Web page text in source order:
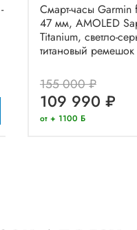
Смарт-часы Garmin
47 мм, AMOLED
Titanium, светло-
титановый ремешок
155 000 ₽
109 990 ₽
от + 1100 Б